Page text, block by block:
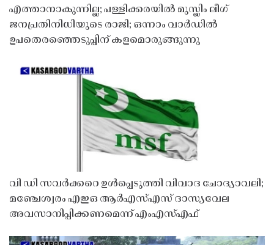
എത്താനാകുന്നില്ല; പള്ളിക്കരയിൽ മുസ്ലിം ലീഗ്
ജനപ്രതിനിധിയുടെ രാജി; ഒന്നാം വാർഡിൽ
ഉപതെരഞ്ഞെടുപ്പിന് കളമൊരുങ്ങുന്നു
വി ഡി സവർക്കറെ ഉൾപ്പെടുത്തി വിവാദ ചോദ്യാവലി;
മഞ്ചേശ്വരം എഇഒ ആർഎസ്എസ് ദാസ്യവേല
അവസാനിപ്പിക്കണമെന്ന് എംഎസ്എഫ്